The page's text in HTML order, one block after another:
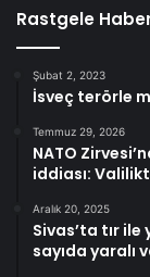
Rastgele
Şubat 2, 2023
İsveç terörle
Temmuz 29, 2026
NATO
iddiası:
Aralık 20, 2025
Sivas’ta tır
sayıda yaralı